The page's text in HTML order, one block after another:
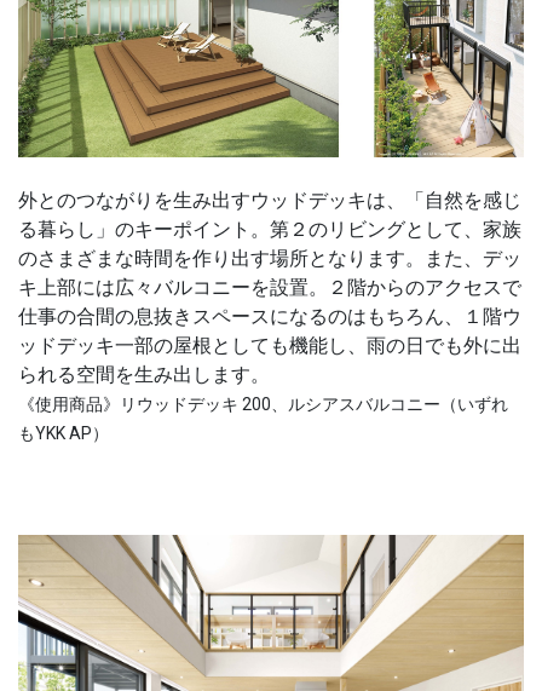
外とのつながりを生み出すウッドデッキは、「自然を感じ
る暮らし」のキーポイント。第２のリビングとして、家族
のさまざまな時間を作り出す場所となります。また、デッ
キ上部には広々バルコニーを設置。２階からのアクセスで
仕事の合間の息抜きスペースになるのはもちろん、１階ウ
ッドデッキ一部の屋根としても機能し、雨の日でも外に出
られる空間を生み出します。
《使用商品》リウッドデッキ 200、ルシアスバルコニー（いずれ
もYKK AP）